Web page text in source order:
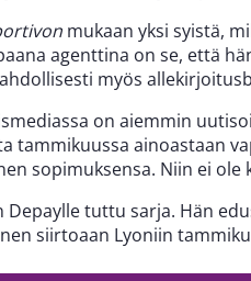
mukaan yksi syistä,
agenttina on se, että
myös
on aiemmin
tammikuussa ainoastaan
sopimuksensa. Niin ei
Depaylle tuttu sarja. Hän
siirtoaan Lyoniin